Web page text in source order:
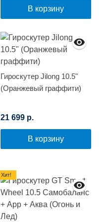
В корзину
Гироскутер Jilong 10.5"
(Оранжевый граффити)
21 699 р.
В корзину
Хит!